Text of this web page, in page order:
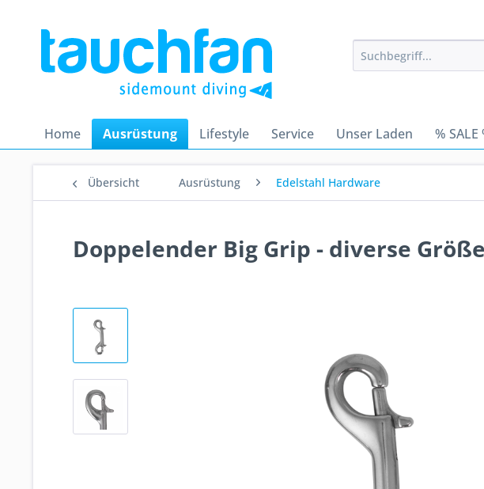
Home Ausrüstung Lifestyle Service Unser Laden % SALE
Übersicht Ausrüstung Edelstahl Hardware
Doppelender Big Grip - diverse